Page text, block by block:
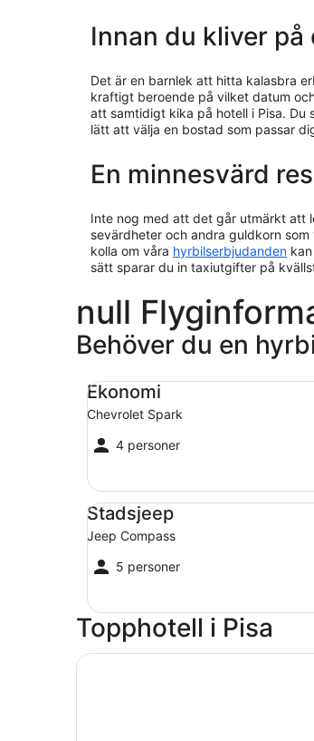
Innan du kliver
Det är en barnlek att hitta kalasbra
kraftigt beroende på vilket datum
att samtidigt kika på hotell i Pisa. Du
lätt att välja en bostad som passar
En minnesvärd
Inte nog med att det går utmärkt att
sevärdheter och andra guldkorn
kolla om våra hyrbilserbjudanden
sätt sparar du in taxiutgifter på
null
Behöver du en
Ekonomi
Chevrolet Spark
4 personer
Ekonomi Chevrolet Spark
Stadsjeep
Jeep Compass
5 personer
Stadsjeep Jeep Compass
Topphotell i Pisa
Öppnas i ett nytt fönster
Hotel Bologna